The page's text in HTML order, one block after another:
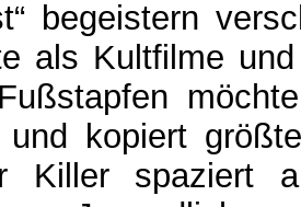
begeistern
als Kultfilme
und kopiert
Killer spaziert